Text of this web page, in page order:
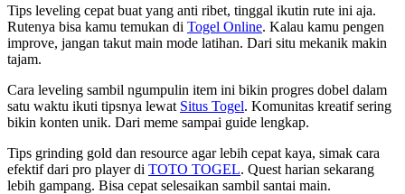
Tips leveling cepat buat yang anti ribet, tinggal ikutin rute ini aja.
Rutenya bisa kamu temukan di Togel Online. Kalau kamu pengen
improve, jangan takut main mode latihan. Dari situ mekanik makin
tajam.
Cara leveling sambil ngumpulin item ini bikin progres dobel dalam
satu waktu ikuti tipsnya lewat Situs Togel. Komunitas kreatif sering
bikin konten unik. Dari meme sampai guide lengkap.
Tips grinding gold dan resource agar lebih cepat kaya, simak cara
efektif dari pro player di TOTO TOGEL. Quest harian sekarang
lebih gampang. Bisa cepat selesaikan sambil santai main.